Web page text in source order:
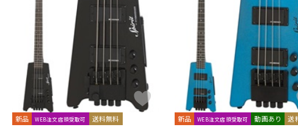
新品 WEB注文店頭受取可 送料無料 新品 WEB注文店頭受取可 動画あり 送